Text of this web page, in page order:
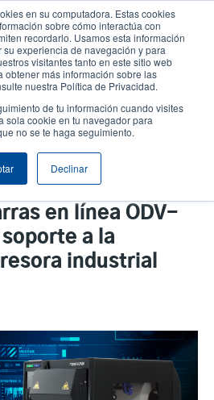
en su computadora. Estas cookies
sobre cómo interactúa con
recordarlo. Usamos esta información
experiencia de navegación y para
visitantes tanto en este sitio web
obtener más información sobre las
nuestra Política de Privacidad.
de tu información cuando visites
sola cookie en tu navegador para
no se te haga seguimiento.
Declinar
User
account
menu
User
de productos Soporte Técnico
Auto ID refuerza la
de
en línea ODV-
a la
industrial